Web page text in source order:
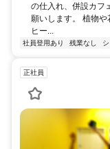
の仕入れ、併設カフ
願いします。 植物
ヒー...
社員登用あり 残業なし
正社員